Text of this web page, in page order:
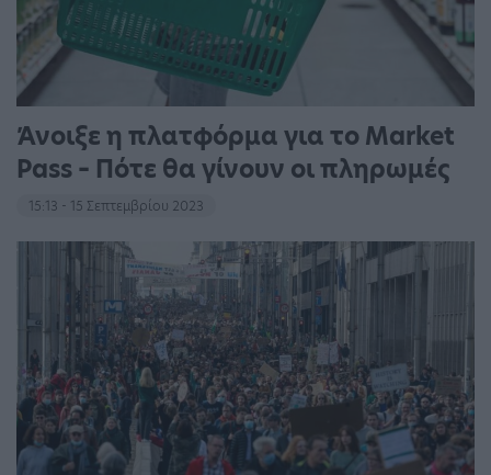
Άνοιξε η πλατφόρμα για το Market
Pass – Πότε θα γίνουν οι πληρωμές
15:13 - 15 Σεπτεμβρίου 2023